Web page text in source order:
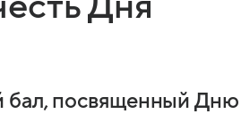
бал, посвященный Дню